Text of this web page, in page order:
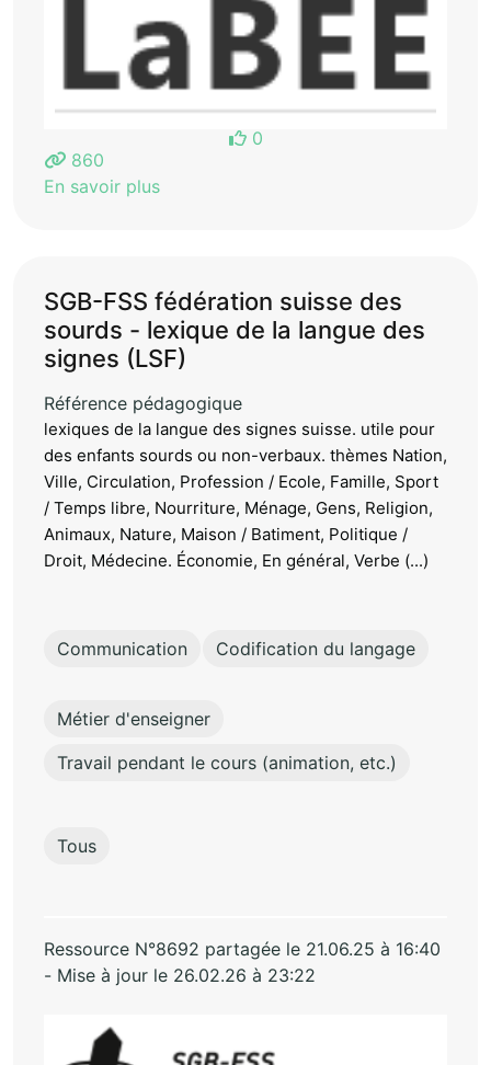
0
860
En savoir plus
SGB-FSS fédération suisse des
sourds - lexique de la langue des
signes (LSF)
Référence pédagogique
lexiques de la langue des signes suisse. utile pour
des enfants sourds ou non-verbaux. thèmes Nation,
Ville, Circulation, Profession / Ecole, Famille, Sport
/ Temps libre, Nourriture, Ménage, Gens, Religion,
Animaux, Nature, Maison / Batiment, Politique /
Droit, Médecine. Économie, En général, Verbe (...)
Communication Codification du langage
Métier d'enseigner
Travail pendant le cours (animation, etc.)
Tous
Ressource N°8692 partagée le 21.06.25 à 16:40
- Mise à jour le 26.02.26 à 23:22